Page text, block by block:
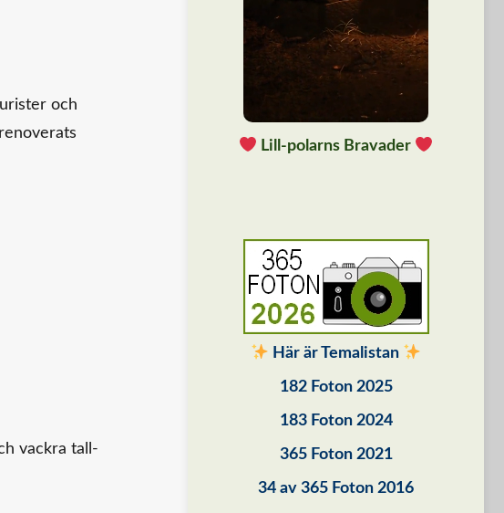
och
vackra tall-
Lill-polarns Bravader
Här är Temalistan
182 Foton 2025
183 Foton 2024
365 Foton 2021
34 av 365 Foton 2016